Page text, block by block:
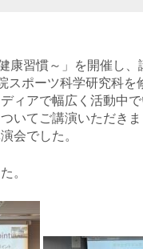
康習慣～」を開催し
スポーツ科学研究科
ィアで幅広く活動中
てご講演いただき
会でした。
。